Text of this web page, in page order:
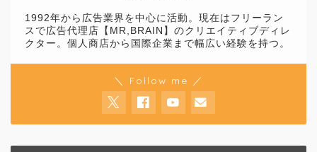
1992年から広告業界を中心に活動。現在はフリーラン
スで広告代理店【MR,BRAIN】のクリエイティブディレ
クター。個人商店から国際企業まで幅広い経験を持つ。
＼ Follow me ／